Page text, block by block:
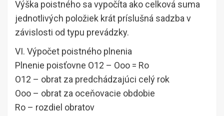
Výška poistného sa vypočíta ako celková suma
jednotlivých položiek krát príslušná sadzba v
závislosti od typu prevádzky.
VI. Výpočet poistného plnenia
Plnenie poisťovne O12 – Ooo = Ro
O12 – obrat za predchádzajúci celý rok
Ooo – obrat za oceňovacie obdobie
Ro – rozdiel obratov